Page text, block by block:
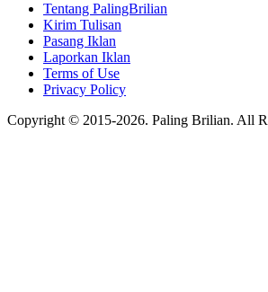
Tentang PalingBrilian
Kirim Tulisan
Pasang Iklan
Laporkan Iklan
Terms of Use
Privacy Policy
Copyright © 2015-2026. Paling Brilian. All